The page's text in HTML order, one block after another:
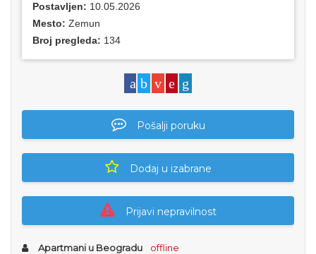
Postavljen: 10.05.2026
Mesto: Zemun
Broj pregleda: 134
Pošalji poruku
Dodaj u izabrane
Prijavi nepravilnost
Apartmani u Beogradu
offline